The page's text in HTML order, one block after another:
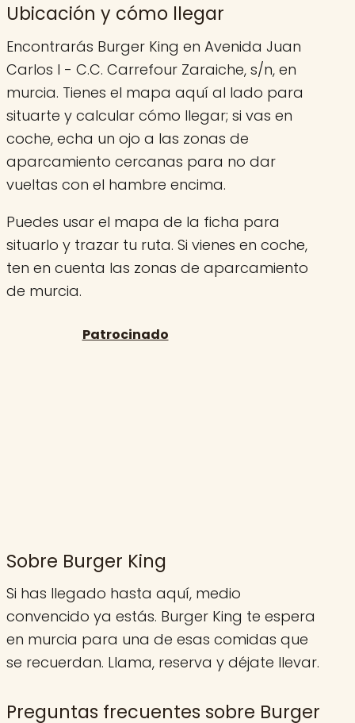
Ubicación y cómo llegar
Encontrarás Burger King en Avenida Juan
Carlos I - C.C. Carrefour Zaraiche, s/n, en
murcia. Tienes el mapa aquí al lado para
situarte y calcular cómo llegar; si vas en
coche, echa un ojo a las zonas de
aparcamiento cercanas para no dar
vueltas con el hambre encima.
Puedes usar el mapa de la ficha para
situarlo y trazar tu ruta. Si vienes en coche,
ten en cuenta las zonas de aparcamiento
de murcia.
Sobre Burger King
Si has llegado hasta aquí, medio
convencido ya estás. Burger King te espera
en murcia para una de esas comidas que
se recuerdan. Llama, reserva y déjate llevar.
Preguntas frecuentes sobre Burger